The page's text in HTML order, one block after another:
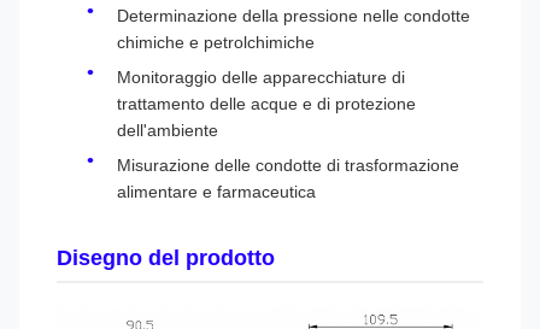
Determinazione della pressione nelle condotte
chimiche e petrolchimiche
Monitoraggio delle apparecchiature di
trattamento delle acque e di protezione
dell'ambiente
Misurazione delle condotte di trasformazione
alimentare e farmaceutica
Disegno del prodotto